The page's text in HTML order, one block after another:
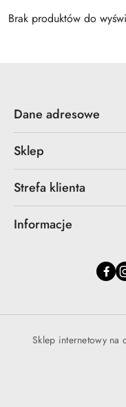
Brak produktów do
Dane adresowe
Sklep
Strefa klienta
Informacje
Sklep internetowy na